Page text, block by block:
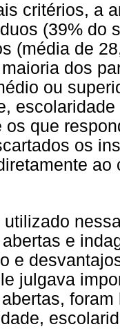
critérios, a
(39% do
(média de
dos
ou
os que
os
e
e
julgava